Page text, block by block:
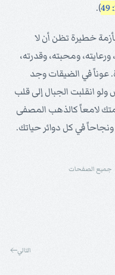
).
خطيرة تظن أن لا
ورعايته، ومحبته، وقدرته،
عوناً في الضيقات وجد
انقلبت الجبال إلى قلب
لامعاً كالذهب المصفى
في كل دوائر حياتك.
جميع الصفحات
التالي